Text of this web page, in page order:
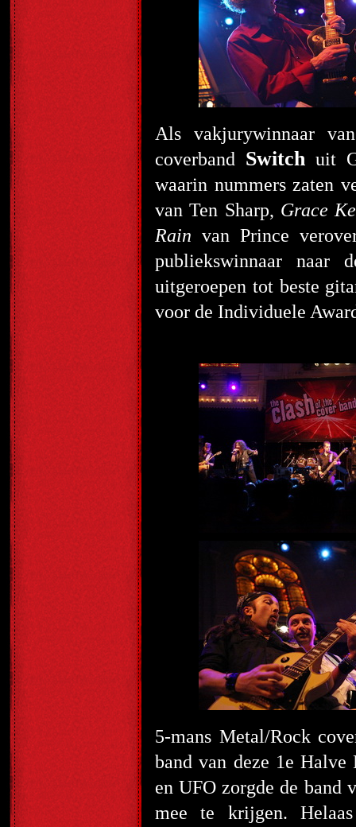
Als vakjurywinnaar
coverband Switch uit
waarin nummers zaten
van Ten Sharp, Grace
Rain van Prince
publiekswinnaar
uitgeroepen tot beste
voor de Individuele
5-mans Metal/Rock
band van deze 1e Halve
en UFO zorgde de
mee te krijgen.